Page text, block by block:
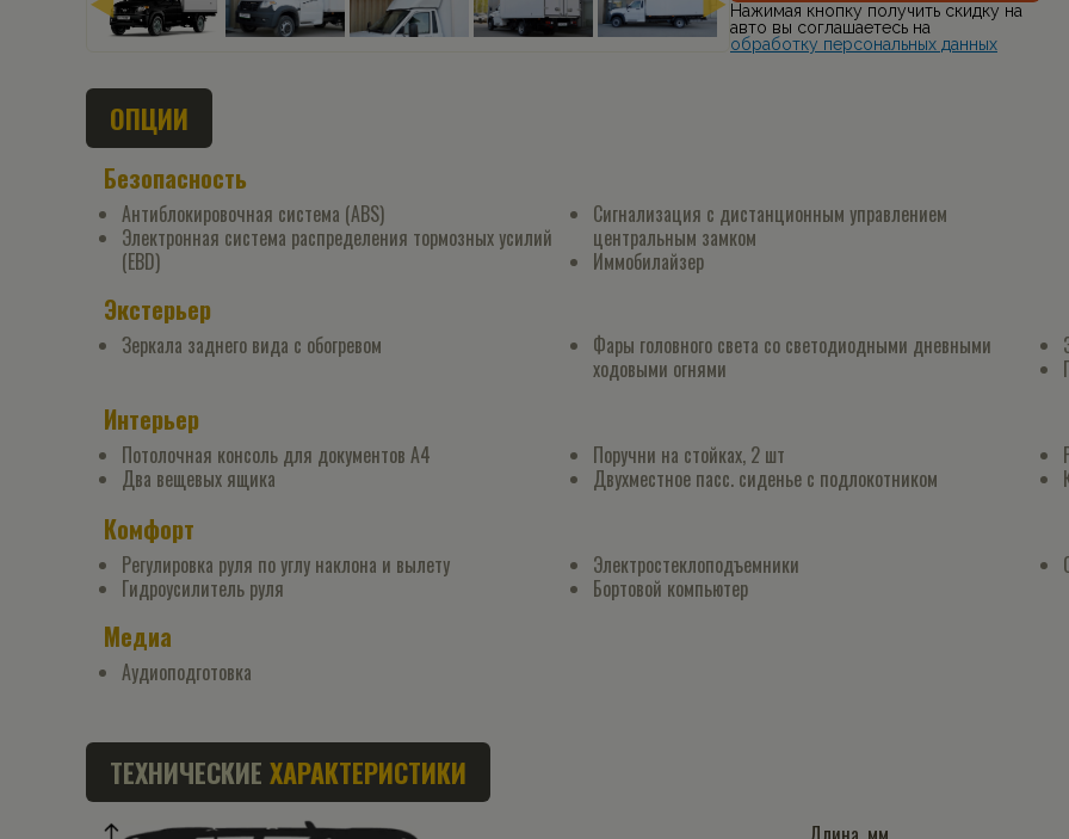
Нажимая кнопку получить скидку на
авто вы соглашаетесь на
обработку персональных данных
ОПЦИИ
Безопасность
Антиблокировочная система (ABS)
Электронная система распределения тормозных усилий
(EBD)
Сигнализация с дистанционным управлением
центральным замком
Иммобилайзер
Экстерьер
Зеркала заднего вида с обогревом
Фары головного света со светодиодными дневными
ходовыми огнями
Интерьер
Потолочная консоль для документов А4
Два вещевых ящика
Поручни на стойках, 2 шт
Двухместное пасс. сиденье с подлокотником
Комфорт
Регулировка руля по углу наклона и вылету
Гидроусилитель руля
Электростеклоподъемники
Бортовой компьютер
Медиа
Аудиоподготовка
ТЕХНИЧЕСКИЕ ХАРАКТЕРИСТИКИ